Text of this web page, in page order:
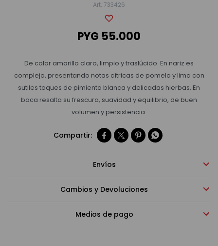
733426
PYG 55.000
De color amarillo claro, limpio y traslúcido. En nariz es
complejo, presentando notas cítricas de pomelo y lima con
sutiles toques de pimienta blanca y delicadas hierbas. En
boca resalta su frescura, suavidad y equilibrio, de buen
volumen y persistencia.
   
Envíos
Cambios y Devoluciones
Medios de pago
Limpieza del hogar
Promociones